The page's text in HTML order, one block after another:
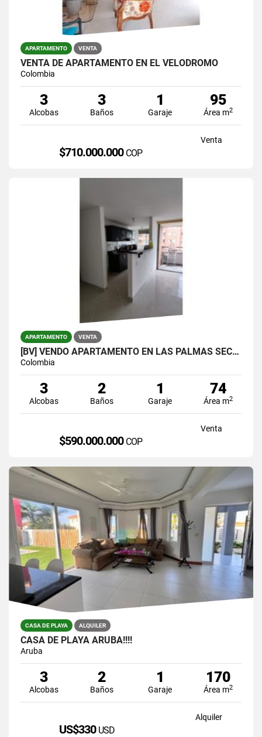
APARTAMENTO VENTA
VENTA DE APARTAMENTO EN EL VELODROMO
Colombia
3
Alcobas
3
Baños
1
Garaje
95
Área m2
Venta
$710.000.000 COP
APARTAMENTO VENTA
[BV] VENDO APARTAMENTO EN LAS PALMAS SECTOR LOMA DEL INDIO
Colombia
3
Alcobas
2
Baños
1
Garaje
74
Área m2
Venta
$590.000.000 COP
CASA DE PLAYA ALQUILER
CASA DE PLAYA ARUBA!!!!
Aruba
3
Alcobas
2
Baños
1
Garaje
170
Área m2
Alquiler
US$330 USD